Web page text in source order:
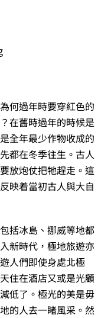
何過年時要穿紅色的
在舊時過年的時候是
全年最少作物收成的
都在冬季往生。古人
放炮仗把牠趕走。這
映着當初古人與大自
括冰島、挪威等地都
新時代，極地旅遊亦
人們即使身處北極
住在酒店又或是光顧
低了。極光的美是毋
的人去一睹風采。然